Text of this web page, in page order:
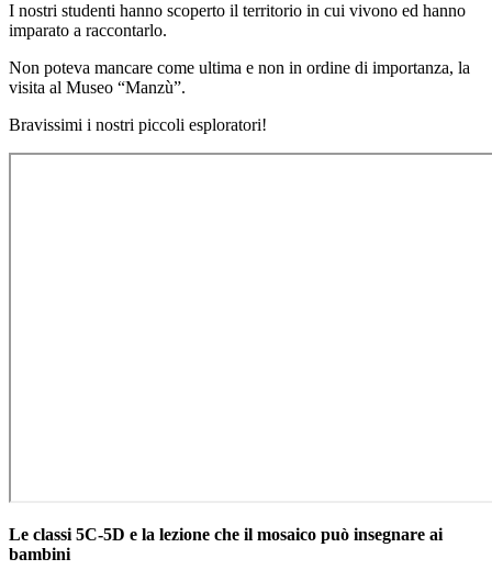
I nostri studenti hanno scoperto il territorio in cui vivono ed hanno
imparato a raccontarlo.
Non poteva mancare come ultima e non in ordine di importanza, la
visita al Museo “Manzù”.
Bravissimi i nostri piccoli esploratori!
Le classi 5C-5D e la lezione che il mosaico può insegnare ai
bambini